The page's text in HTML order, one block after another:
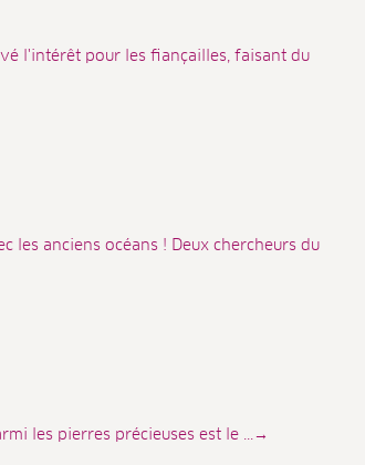
l'intérêt pour les fiançailles, faisant du
les anciens océans ! Deux chercheurs du
les pierres précieuses est le ...→